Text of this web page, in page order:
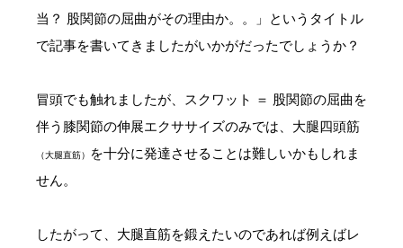
当？ 股関節の屈曲がその理由か。。」というタイトル
で記事を書いてきましたがいかがだったでしょうか？
冒頭でも触れましたが、スクワット ＝ 股関節の屈曲を
伴う膝関節の伸展エクササイズのみでは、大腿四頭筋
（大腿直筋）
を十分に発達させることは難しいかもしれま
せん。
したがって、大腿直筋を鍛えたいのであれば例えばレ